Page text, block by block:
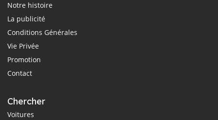
Notre histoire
La publicité
Conditions Générales
Vie Privée
Promotion
Contact
Chercher
Voitures